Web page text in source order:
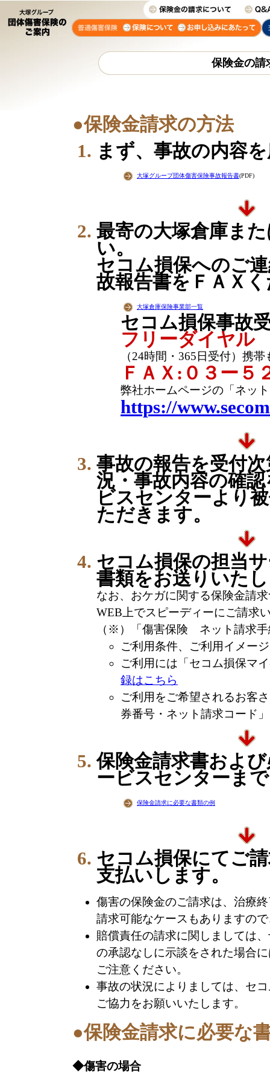
保険金の請
●保険金請求の方法
まず、事故の内容
大塚グループ団体傷害保険事故報告書(PDF)
最寄の大塚倉庫ま
い。
セコム損保へのご
故報告書をＦＡＸ
大塚倉庫保険事業部一覧
セコム損保事故
フリーダイヤル
（24時間・365日受付）携
ＦＡＸ:０３ー５
弊社ホームページの「ネッ
https://
事故の報告を受付
況・事故内容の確
ビスセンターより
ただきます。
セコム損保の担当
書類をお送りいた
なお、おケガに関する保険金請
WEB上でスピーディーにご請求
（※）「傷害保険 ネット請求手
ご利用条件、ご利用イメー
ご利用には「セコム損保マ
録はこちら
ご利用をご希望されるお客
券番号・ネット請求コード
保険金請求書およ
ービスセンターま
保険金請求に必要な書類の例
セコム損保にてご
支払いします。
傷害の保険金のご請求は、治療
請求可能なケースもありますの
賠償責任の請求に関しましては
の承認なしに示談をされた場合
ご注意ください。
事故の状況によりましては、セ
ご協力をお願いいたします。
●保険金請求に必要な
◆傷害の場合